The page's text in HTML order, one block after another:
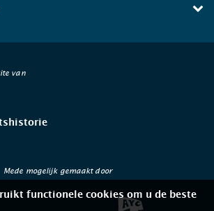
van
Mede mogelijk gemaakt door
functionele cookies om u de beste